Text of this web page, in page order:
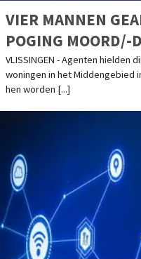
VIER MANNEN
POGING MOORD/-
VLISSINGEN - Agenten hielden
woningen in het Middengebied
hen worden [...]